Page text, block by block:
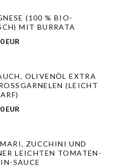
(100 % BIO-
MIT BURRATA
EUR
OLIVENÖL EXTRA
(LEICHT S
EUR
ZUCCHINI UND
LEICHTEN TOMATEN-
SAUCE